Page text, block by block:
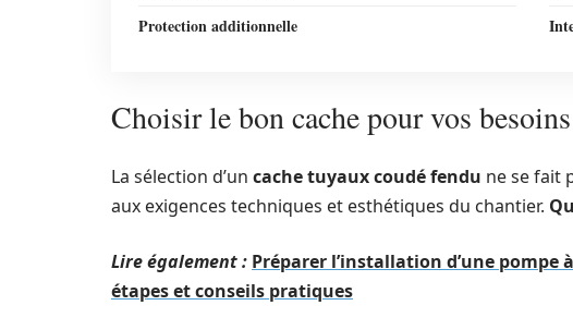
Protection additionnelle
Choisir le bon cache pour vos
La sélection d’un cache tuyaux coudé fendu ne se fait
aux exigences techniques et esthétiques du chantier.
Lire également : Préparer l’installation d’une
étapes et conseils pratiques